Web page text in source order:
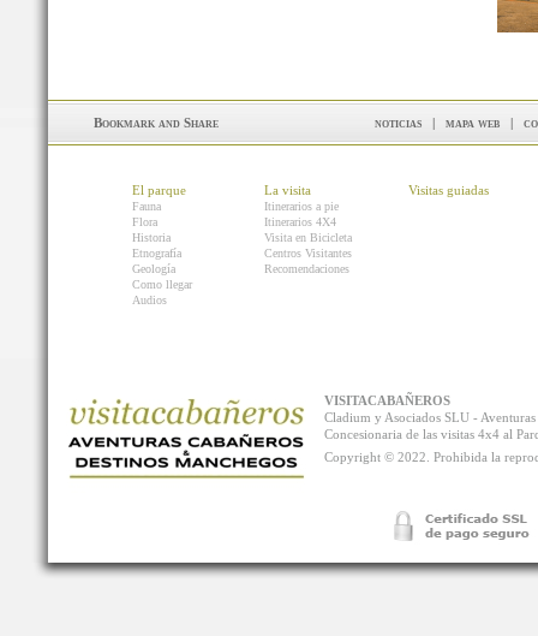
noticias | mapa web |
El parque
Fauna
Flora
Historia
Etnografía
Geología
Como llegar
Audios
La visita
Itinerarios a pie
Itinerarios 4X4
Visita en Bicicleta
Centros Visitantes
Recomendaciones
Visitas guiadas
VISITACABAÑEROS
Cladium y Asociados SLU -
Concesionaria de las visitas 4x4 al
Copyright © 2022. Prohibida la